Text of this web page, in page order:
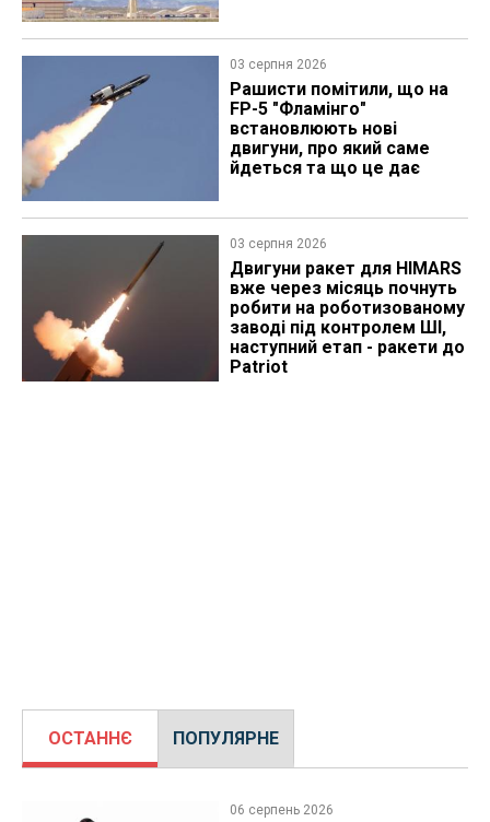
03 серпня 2026
Рашисти помітили, що на
FP-5 "Фламінго"
встановлюють нові
двигуни, про який саме
йдеться та що це дає
03 серпня 2026
Двигуни ракет для HIMARS
вже через місяць почнуть
робити на роботизованому
заводі під контролем ШІ,
наступний етап - ракети до
Patriot
ОСТАННЄ ПОПУЛЯРНЕ
06 серпень 2026